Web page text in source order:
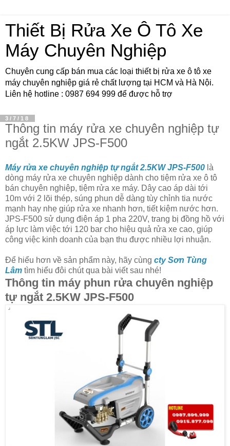
Thiết Bị Rửa Xe Ô Tô Xe
Máy Chuyên Nghiệp
Chuyên cung cấp bán mua các loại thiết bị rửa xe ô tô xe
máy chuyên nghiệp giá rẻ chất lượng tại HCM và Hà Nội.
Liên hệ hotline : 0987 694 999 để được hỗ trợ
3/7/18
Thông tin máy rửa xe chuyên nghiệp tự
ngắt 2.5KW JPS-F500
Máy rửa xe chuyên nghiệp tự ngắt 2.5KW JPS-F500 là
dòng máy rửa xe chuyên nghiệp dành cho tiệm rửa xe ô tô
bán chuyên nghiệp, tiệm rửa xe máy. Dây cao áp dài tới
10m với 2 lõi thép, súng phun dễ dàng tùy chỉnh tia nước
mạnh hay nhẹ giúp rửa xe nhanh hơn, tiết kiệm nước hơn.
JPS-F500 sử dụng điện áp 1 pha 220V, trang bị đồng hồ với
áp lực làm việc tới 120 bar cho hiệu quả rửa xe cao, giúp
công việc kinh doanh của bạn thu được nhiều lợi nhuận.
Để hiểu hơn về sản phẩm này, hãy cùng cty Sơn Tùng
Lâm tìm hiểu đôi chút qua bài viết sau nhé!
Thông tin máy phun rửa chuyên nghiệp
tự ngắt 2.5KW JPS-F500